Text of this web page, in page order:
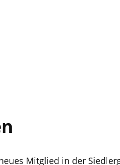
Mitglied in der